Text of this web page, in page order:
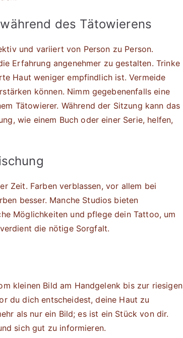
des Tätowierens
und variiert von Person zu Person.
Erfahrung angenehmer zu gestalten. Trinke
Haut weniger empfindlich ist. Vermeide
können. Nimm gegebenenfalls eine
Tätowierer. Während der Sitzung kann das
wie einem Buch oder einer Serie, helfen,
Zeit. Farben verblassen, vor allem bei
besser. Manche Studios bieten
Möglichkeiten und pflege dein Tattoo, um
die nötige Sorgfalt.
kleinen Bild am Handgelenk bis zur riesigen
du dich entscheidest, deine Haut zu
als nur ein Bild; es ist ein Stück von dir.
sich gut zu informieren.